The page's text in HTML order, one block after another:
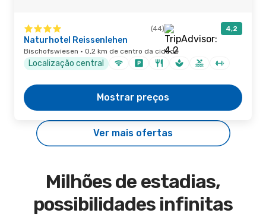
(44) 4,2
Naturhotel Reissenlehen
Bischofswiesen · 0,2 km de centro da cidade
Localização central
Mostrar preços
Ver mais ofertas
Milhões de estadias,
possibilidades infinitas